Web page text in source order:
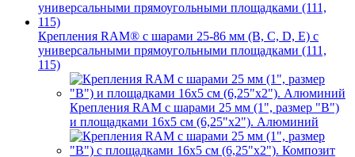
Крепления RAM® с шарами 25-86 мм (B, C, D, E) с
универсальными прямоугольными площадками (111,
115)
Крепления RAM с шарами 25 мм (1", размер "B")
и площадками 16х5 см (6,25"х2"). Алюминий